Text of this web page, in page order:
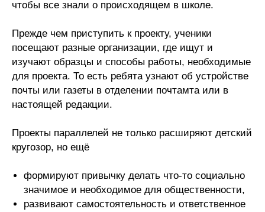
чтобы все знали о происходящем в школе.
Прежде чем приступить к проекту, ученики
посещают разные организации, где ищут и
изучают образцы и способы работы, необходимые
для проекта. То есть ребята узнают об устройстве
почты или газеты в отделении почтамта или в
настоящей редакции.
Проекты параллелей не только расширяют детский
кругозор, но ещё
формируют привычку делать что-то социально
значимое и необходимое для общественности,
развивают самостоятельность и ответственное